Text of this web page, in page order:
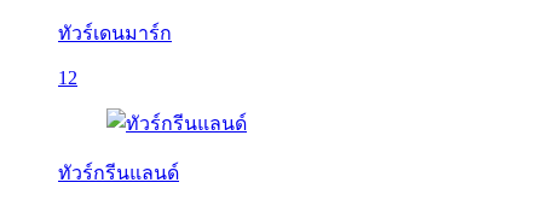
ทัวร์เดนมาร์ก
12
ทัวร์กรีนแลนด์